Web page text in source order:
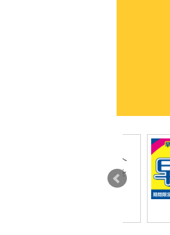
オンライン注文した商品へ
ビュー投稿で特典ポイントを